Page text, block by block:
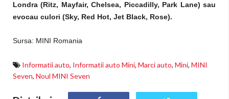
Londra (Ritz, Mayfair, Chelsea, Piccadilly, Park Lane) sau
evocau culori (Sky, Red Hot, Jet Black, Rose).
Sursa: MINI Romania
Informatii auto, Informatii auto Mini, Marci auto, Mini, MINI
Seven, Noul MINI Seven